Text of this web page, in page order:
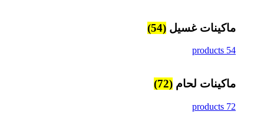
ماكينات غسيل (54)
54 products
ماكينات لحام (72)
72 products